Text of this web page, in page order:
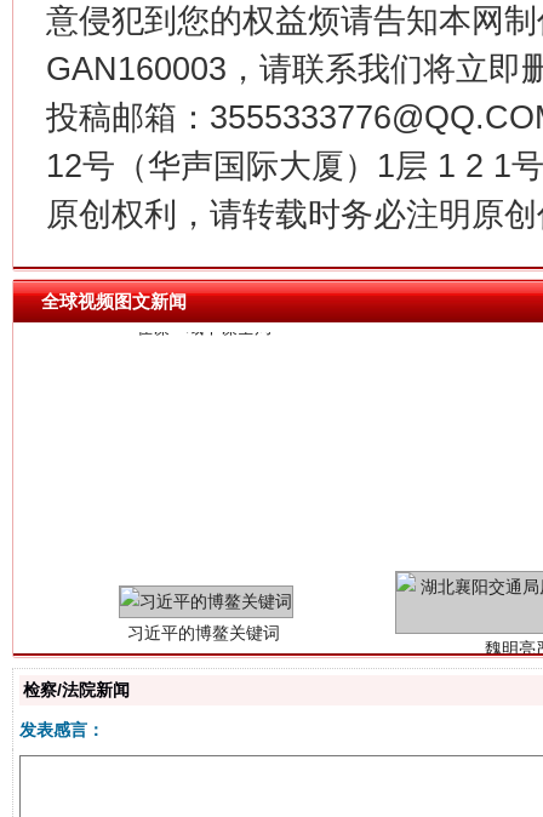
意侵犯到您的权益烦请告知本网
GAN160003，请联系我们将立即
投稿邮箱：
12号（华声国际大厦）1层 1 2 1
原创权利，请转载时务必注明原
全球视频图文新闻
在谋一域中谋全局
今
检察/法院新闻
发表感言：